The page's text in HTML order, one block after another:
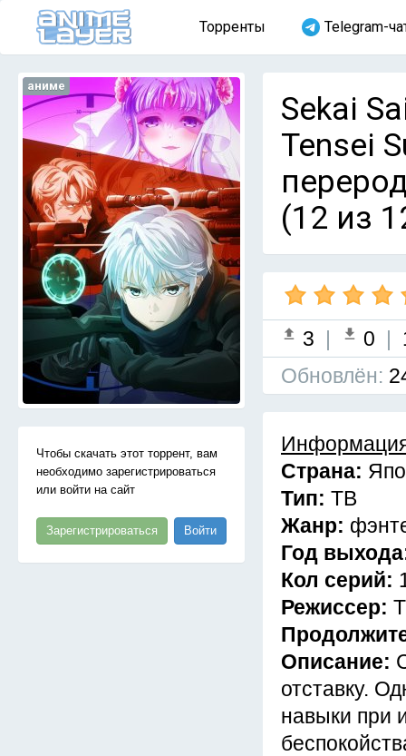
Торренты Telegram-
аниме
Чтобы скачать этот торрент, вам
необходимо зарегистрироваться
или войти на сайт
Зарегистрироваться Войти
Sekai
Tensei
(12 из
3 | 0 |
Обновлён:
Страна:
Тип: ТВ
Жанр:
Год
Кол серий:
Режиссер:
Описание:
отставку.
навыки при